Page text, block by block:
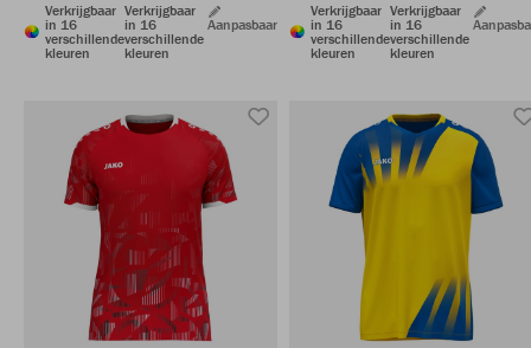
Verkrijgbaar
in 16
verschillende
kleuren
Verkrijgbaar
in 16
verschillende
kleuren
Aanpasbaar
Verkrijgbaar
in 16
verschillende
kleuren
Verkrijgbaar
in 16
verschillende
kleuren